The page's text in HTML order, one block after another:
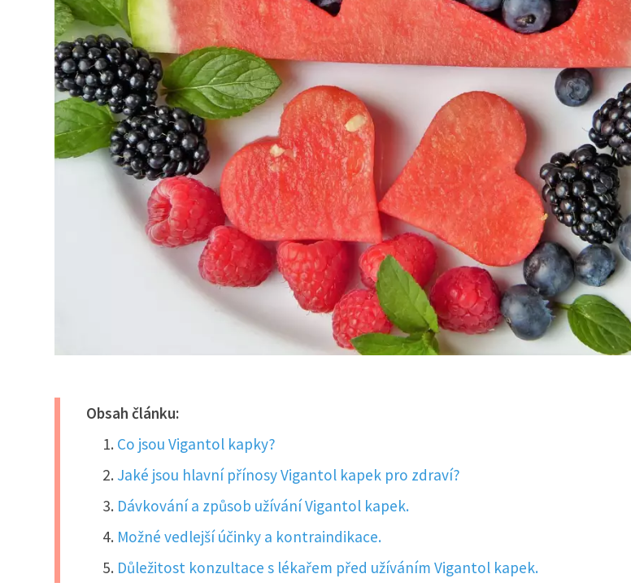
Obsah článku:
Co jsou Vigantol kapky?
Jaké jsou hlavní přínosy Vigantol kapek pro zdraví?
Dávkování a způsob užívání Vigantol kapek.
Možné vedlejší účinky a kontraindikace.
Důležitost konzultace s lékařem před užíváním Vigantol kapek.